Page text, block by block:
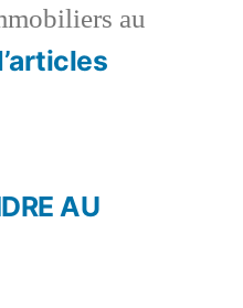
au
: AU